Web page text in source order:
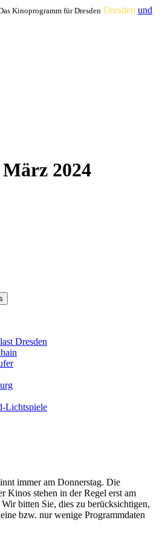
Kinoprogramm für Dresden Dresden und
2024
Dresden
Lichtspiele
immer am Donnerstag. Die
Kinos stehen in der Regel erst am
bitten Sie, dies zu berücksichtigen,
bzw. nur wenige Programmdaten